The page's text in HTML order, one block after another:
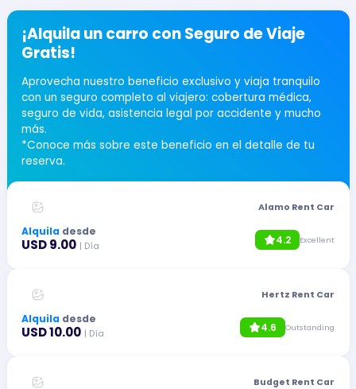
¡Alquila un carro con Seguro de Viaje
Gratis!
Aprovecha nuestro beneficio exclusivo y viaja tranquilo
con un seguro completo al viajero: cobertura médica,
seguro de vida, asistencia legal por accidente y mucho
más.
*Conoce más sobre este beneficio en el detalle de tu
reserva.
Alamo Rent Car
Alquila desde
USD 9.00 | Día 4.2 Excellent
Hertz Rent Car
Alquila desde
USD 10.00 | Día 4.6 Outstanding
Budget Rent Car